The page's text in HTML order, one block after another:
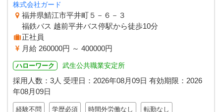
株式会社ガード
福井県鯖江市平井町５－６－３
福鉄バス 越前平井バス停駅から徒歩10分
正社員
月給 260000円 ～ 400000円
ハローワーク 武生公共職業安定所
採用人数：3人 受理日： 2026年08月09日 有効期限： 2026
年08月09日
経験不問 学歴必須 時間外労働なし 転勤なし